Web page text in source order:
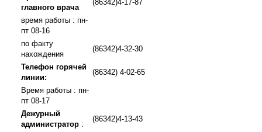
главного врача
(86342)4-17-87
время работы : пн-
пт 08-16
по факту
нахождения
(86342)4-32-30
Телефон горячей
линии:
(86342) 4-02-65
Время работы : пн-
пт 08-17
Дежурный
администратор :
(86342)4-13-43